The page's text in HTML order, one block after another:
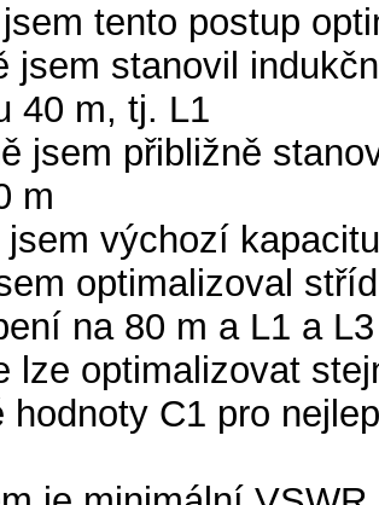
tento postup
jsem stanovil
40 m, tj. L1
jsem přibližně
m
výchozí
optimalizoval
na 80 m a L1 a
lze optimalizovat
hodnoty C1 pro